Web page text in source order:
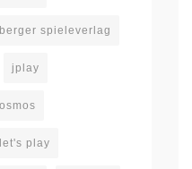
spieleverlag
jplay
let's play